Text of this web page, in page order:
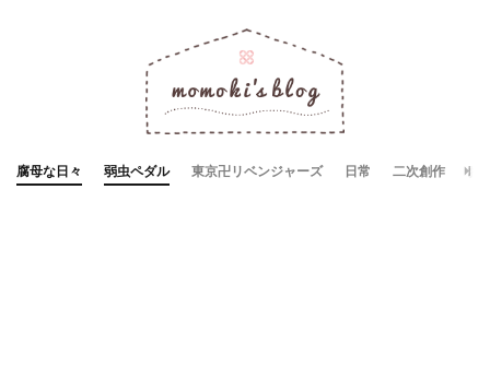
腐母な日々 弱虫ペダル 東京卍リベンジャーズ 日常 二次創作 お